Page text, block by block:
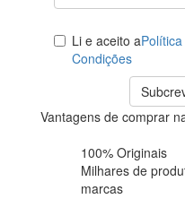
Li e aceito a
Condições
Vantagens de comprar
100% Originais
Milhares de
marcas